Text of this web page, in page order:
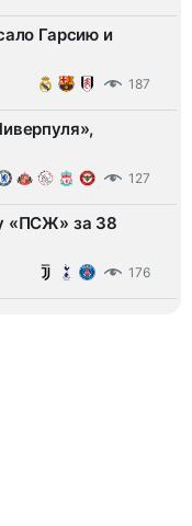
Гарсию и
187
127
«ПСЖ» за 38
176